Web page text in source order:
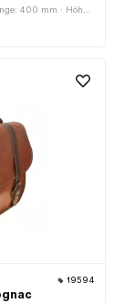
400 mm · Höhe:
Schrauben
19594